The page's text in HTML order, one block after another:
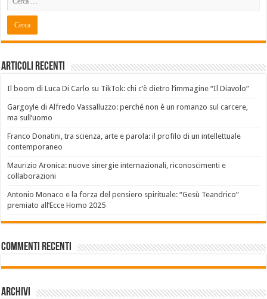
Articoli recenti
Il boom di Luca Di Carlo su TikTok: chi c’è dietro l’immagine “Il Diavolo”
Gargoyle di Alfredo Vassalluzzo: perché non è un romanzo sul carcere,
ma sull’uomo
Franco Donatini, tra scienza, arte e parola: il profilo di un intellettuale
contemporaneo
Maurizio Aronica: nuove sinergie internazionali, riconoscimenti e
collaborazioni
Antonio Monaco e la forza del pensiero spirituale: “Gesù Teandrico”
premiato all’Ecce Homo 2025
Commenti recenti
Archivi